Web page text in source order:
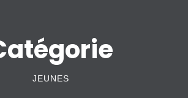
JEUNES